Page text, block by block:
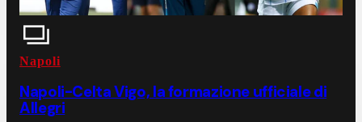
Napoli
Napoli-Celta Vigo, la formazione ufficiale di
Allegri